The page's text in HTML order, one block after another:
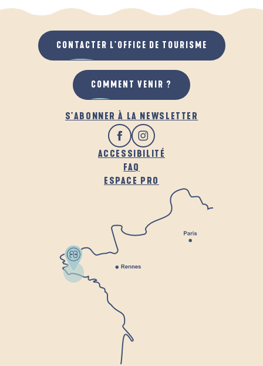
QUAND IL PLEUT
AU GRAND AIR
S'ABONNER À LA NEWSLETTER
ACCESSIBILITÉ
FAQ
ESPACE PRO
CONTACTER L'OFFICE DE TOURISME
COMMENT VENIR ?